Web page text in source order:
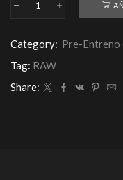
CBUM
20
Servs
/
FUERTE
Category: Pre-Entreno
Tag: RAW
Share: